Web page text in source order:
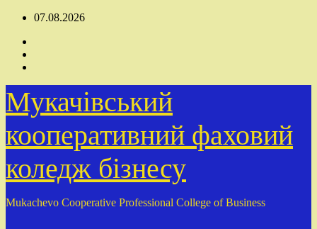
Перейти
вмісту
07.08.2026
Мукачівський
кооперативний фаховий
коледж бізнесу
Mukachevo Cooperative Professional College of Business